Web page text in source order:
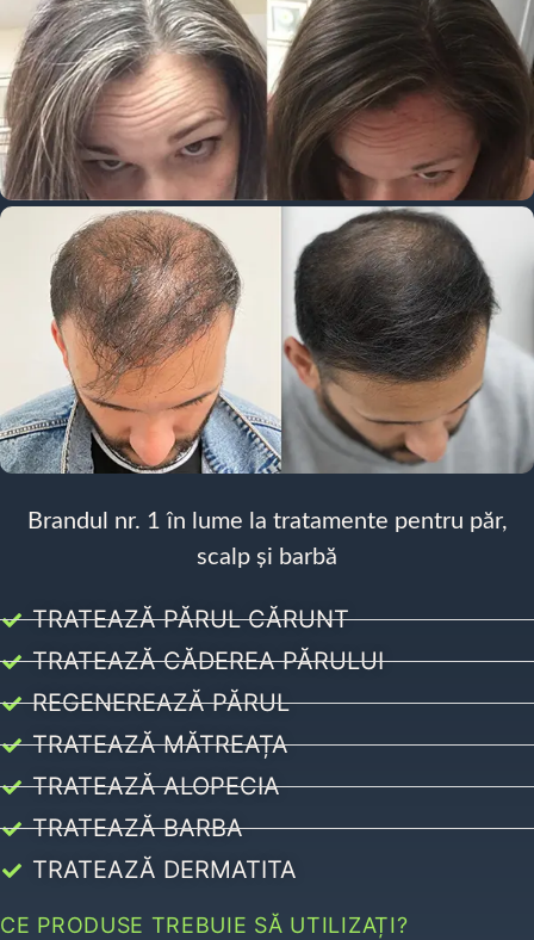
Brandul nr. 1 în lume la tratamente pentru păr,
scalp și barbă
TRATEAZĂ PĂRUL CĂRUNT
TRATEAZĂ CĂDEREA PĂRULUI
REGENEREAZĂ PĂRUL
TRATEAZĂ MĂTREAȚA
TRATEAZĂ ALOPECIA
TRATEAZĂ BARBA
TRATEAZĂ DERMATITA
CE PRODUSE TREBUIE SĂ UTILIZAȚI?